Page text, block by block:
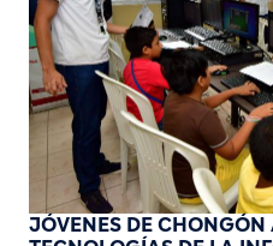
JÓVENES DE CHONGÓN